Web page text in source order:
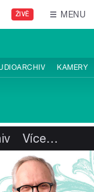
ŽIVĚ MENU
KAMERY
Více…